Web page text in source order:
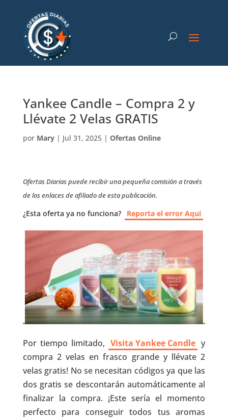
Yankee Candle – Compra 2 y
Llévate 2 Velas GRATIS
por Mary| Jul 31, 2025| Ofertas Online
Ofertas Diarias puede recibir una pequeña comisión a través
de los enlaces de afiliado de esta publicación.
¿Esta oferta ya no funciona? Reporta el error Aquí
Por tiempo limitado, Visita Yankee Candle y
compra 2 velas en frasco grande y llévate 2
velas gratis! No se necesitan códigos ya que las
dos gratis se descontarán automáticamente al
finalizar la compra. ¡Este sería el momento
perfecto para conseguir todos tus aromas